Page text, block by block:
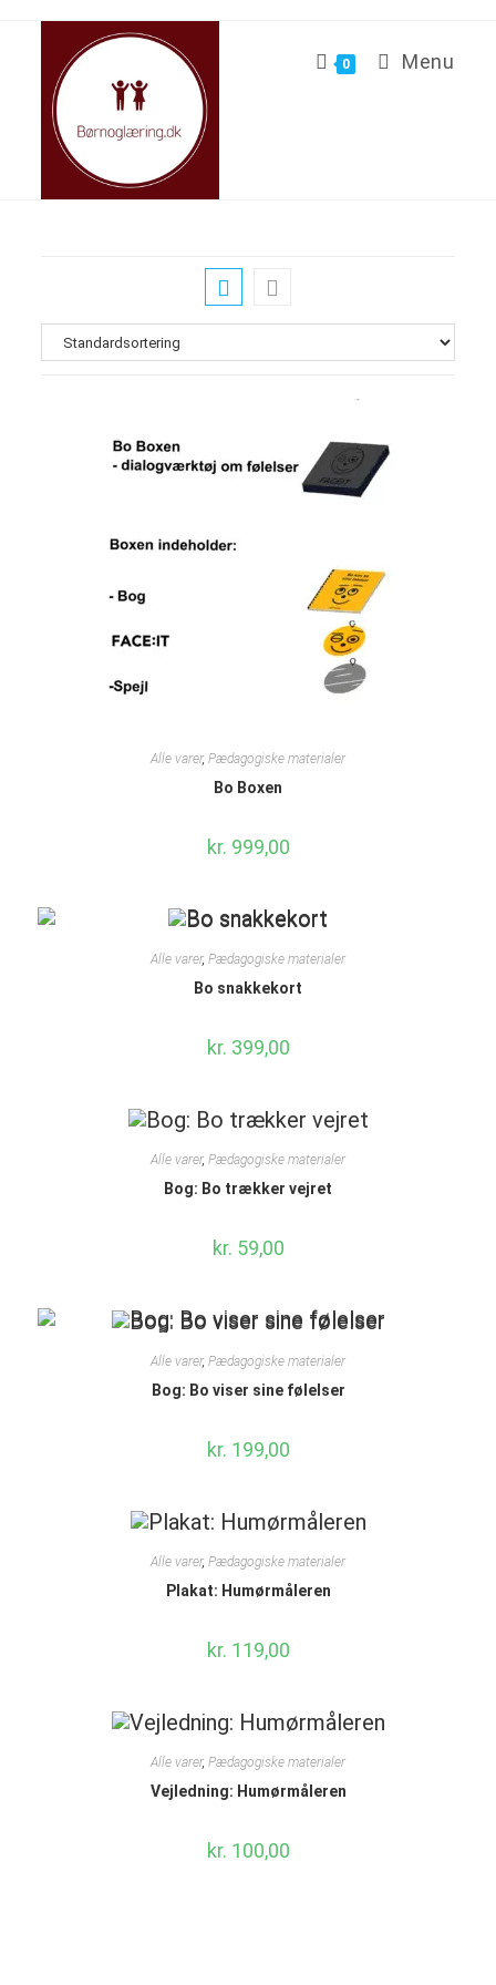
0 Menu
Alle varer, Pædagogiske materialer
Bo Boxen
kr. 999,00
Alle varer, Pædagogiske materialer
Bo snakkekort
kr. 399,00
Alle varer, Pædagogiske materialer
Bog: Bo trækker vejret
kr. 59,00
Alle varer, Pædagogiske materialer
Bog: Bo viser sine følelser
kr. 199,00
Alle varer, Pædagogiske materialer
Plakat: Humørmåleren
kr. 119,00
Alle varer, Pædagogiske materialer
Vejledning: Humørmåleren
kr. 100,00